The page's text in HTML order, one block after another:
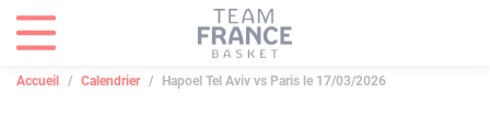
Accueil Calendrier Hapoel Tel Aviv vs Paris le 17/03/2026
Panneau de gestion des cookies